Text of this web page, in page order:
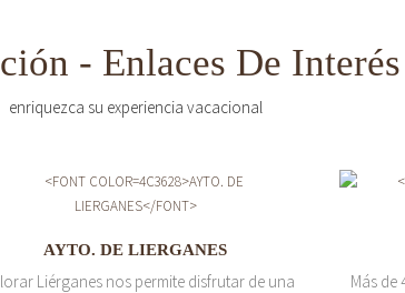
- Enlaces De Interés
enriquezca su experiencia vacacional
AYTO. DE LIERGANES
Liérganes nos permite disfrutar de una
Más